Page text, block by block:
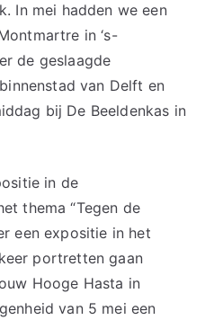
In mei hadden we een
in ‘s-
de geslaagde
van Delft en
bij De Beeldenkas in
in de
thema “Tegen de
een expositie in het
portretten gaan
Hooge Hasta in
van 5 mei een